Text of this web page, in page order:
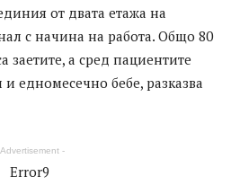
от двата етажа на
с начина на работа. Общо 80
заетите, а сред пациентите
едномесечно бебе, разказва
-
Error9